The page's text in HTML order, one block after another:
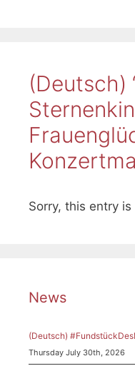
(Deutsch)
Sorry, this entry
News
(Deutsch)
Thursday July 30th, 2026